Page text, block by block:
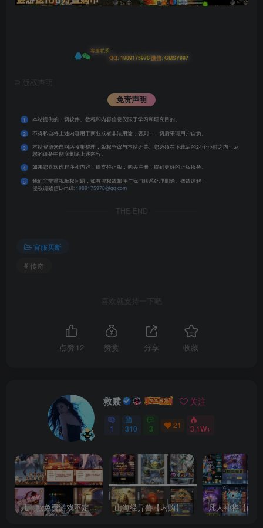
客服联系
QQ: 1989175978微信: GMSY997
版权声明
免责声明
1 本站提供的一切软件、教程和内容信息仅限于学习和研究目的。
2 不得私自将上述内容用于商业或者非法用途，否则，一切后果请用户自负。
3
本站资源来自网络收集整理，版权争议与本站无关。您必须在下载后的24个小时之内，从
您的设备中彻底删除上述内容。
4
如果您喜欢该程序和内容，请支持正版，购买注册，得到更好的正版服务。
5
我们非常重视版权问题，如有侵权请邮件与我们联系处理删除。敬请谅解！
侵权请致信E-mail: 1989175978@qq.com
THE END
官服买断
# 传奇
喜欢就支持一下吧
点赞 12 赞赏 分享 收藏
救赎 关注
1 310 3 21 3.1W+
几十款免费游戏不定时更新自行测试 山海经异兽【内购】 凡人神将【内